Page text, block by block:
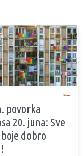
povorka
20. juna: Sve
dobro